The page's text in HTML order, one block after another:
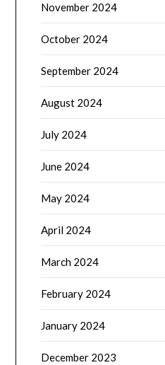
November 2024
October 2024
September 2024
August 2024
July 2024
June 2024
May 2024
April 2024
March 2024
February 2024
January 2024
December 2023